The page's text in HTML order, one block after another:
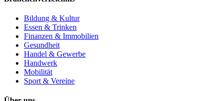
Bildung & Kultur
Essen & Trinken
Finanzen & Immobilien
Gesundheit
Handel & Gewerbe
Handwerk
Mobilität
Sport & Vereine